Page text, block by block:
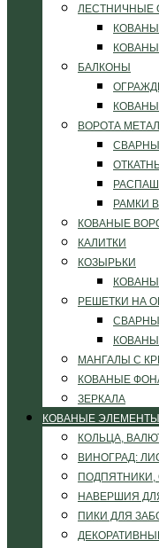
ЛЕСТНИЧНЫЕ
БАЛКОНЫ
ВОРОТА
РАМКИ
КОВАНЫЕ
КАЛИТКИ
КОЗЫРЬКИ
РЕШЕТКИ НА
МАНГАЛЫ С
КОВАНЫЕ
ЗЕРКАЛА
КОВАНЫЕ ЭЛЕМЕНТЫ
КОЛЬЦА,
ВИНОГРАД:
НАВЕРШИЯ
ПИКИ ДЛЯ